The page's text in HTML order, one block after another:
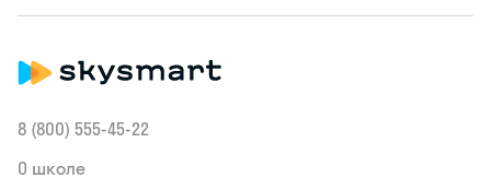
8 (800) 555‑45-22
О школе